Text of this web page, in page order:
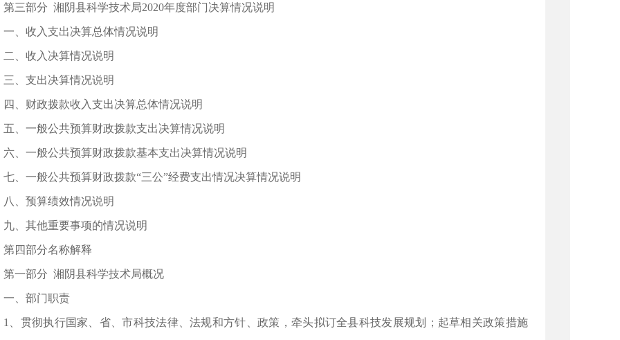
第三部分 湘阴县科学技术局2020年度部门决算情况说明
一、收入支出决算总体情况说明
二、收入决算情况说明
三、支出决算情况说明
四、财政拨款收入支出决算总体情况说明
五、一般公共预算财政拨款支出决算情况说明
六、一般公共预算财政拨款基本支出决算情况说明
七、一般公共预算财政拨款“三公”经费支出情况决算情况说明
八、预算绩效情况说明
九、其他重要事项的情况说明
第四部分名称解释
第一部分 湘阴县科学技术局概况
一、部门职责
1、贯彻执行国家、省、市科技法律、法规和方针、政策，牵头拟订全县科技发展规划；起草相关政策措施